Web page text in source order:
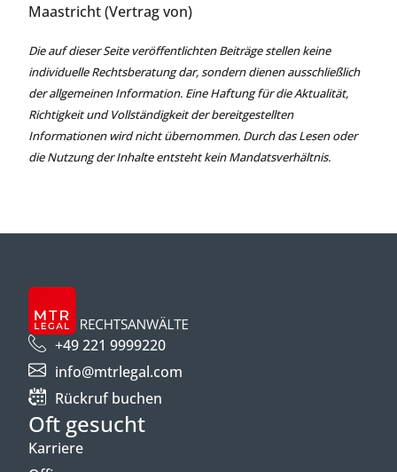
Maastricht (Vertrag von)
Die auf dieser Seite veröffentlichten Beiträge stellen keine
individuelle Rechtsberatung dar, sondern dienen ausschließlich
der allgemeinen Information. Eine Haftung für die Aktualität,
Richtigkeit und Vollständigkeit der bereitgestellten
Informationen wird nicht übernommen. Durch das Lesen oder
die Nutzung der Inhalte entsteht kein Mandatsverhältnis.
+49 221 9999220
info@mtrlegal.com
Rückruf buchen
Oft gesucht
Karriere